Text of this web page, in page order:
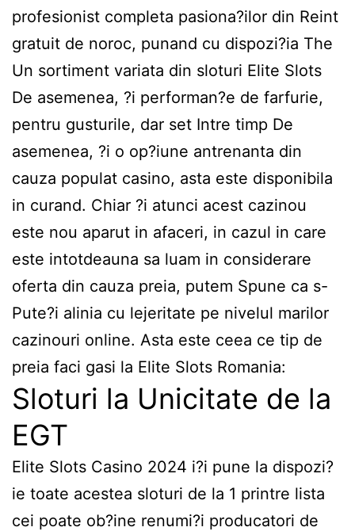
profesionist completa pasiona?ilor din Reint
gratuit de noroc, punand cu dispozi?ia The
Un sortiment variata din sloturi Elite Slots
De asemenea, ?i performan?e de farfurie,
pentru gusturile, dar set Intre timp De
asemenea, ?i o op?iune antrenanta din
cauza populat casino, asta este disponibila
in curand. Chiar ?i atunci acest cazinou
este nou aparut in afaceri, in cazul in care
este intotdeauna sa luam in considerare
oferta din cauza preia, putem Spune ca s-
Pute?i alinia cu lejeritate pe nivelul marilor
cazinouri online. Asta este ceea ce tip de
preia faci gasi la Elite Slots Romania:
Sloturi la Unicitate de la
EGT
Elite Slots Casino 2024 i?i pune la dispozi?
ie toate acestea sloturi de la 1 printre lista
cei poate ob?ine renumi?i producatori de